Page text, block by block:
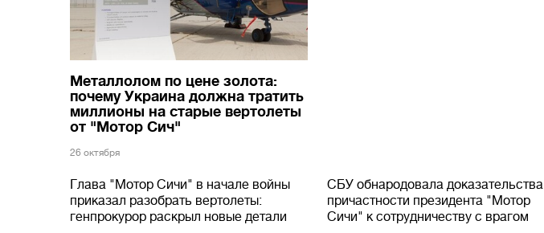
Металлолом по цене золота:
почему Украина должна тратить
миллионы на старые вертолеты
от "Мотор Сич"
26 октября
Глава "Мотор Сичи" в начале войны
приказал разобрать вертолеты:
генпрокурор раскрыл новые детали
СБУ обнародовала доказательства
причастности президента "Мотор
Сичи" к сотрудничеству с врагом